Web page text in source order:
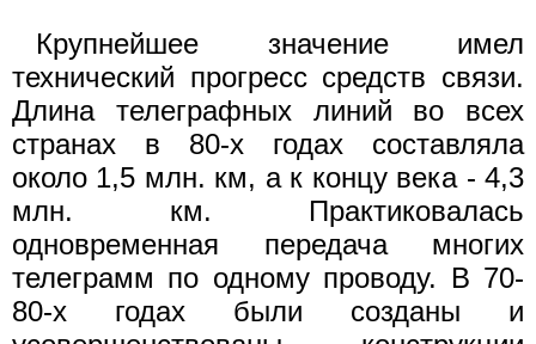
Крупнейшее значение имел
технический прогресс средств связи.
Длина телеграфных линий во всех
странах в 80-х годах составляла
около 1,5 млн. км, а к концу века - 4,3
млн. км. Практиковалась
одновременная передача многих
телеграмм по одному проводу. В 70-
80-х годах были созданы и